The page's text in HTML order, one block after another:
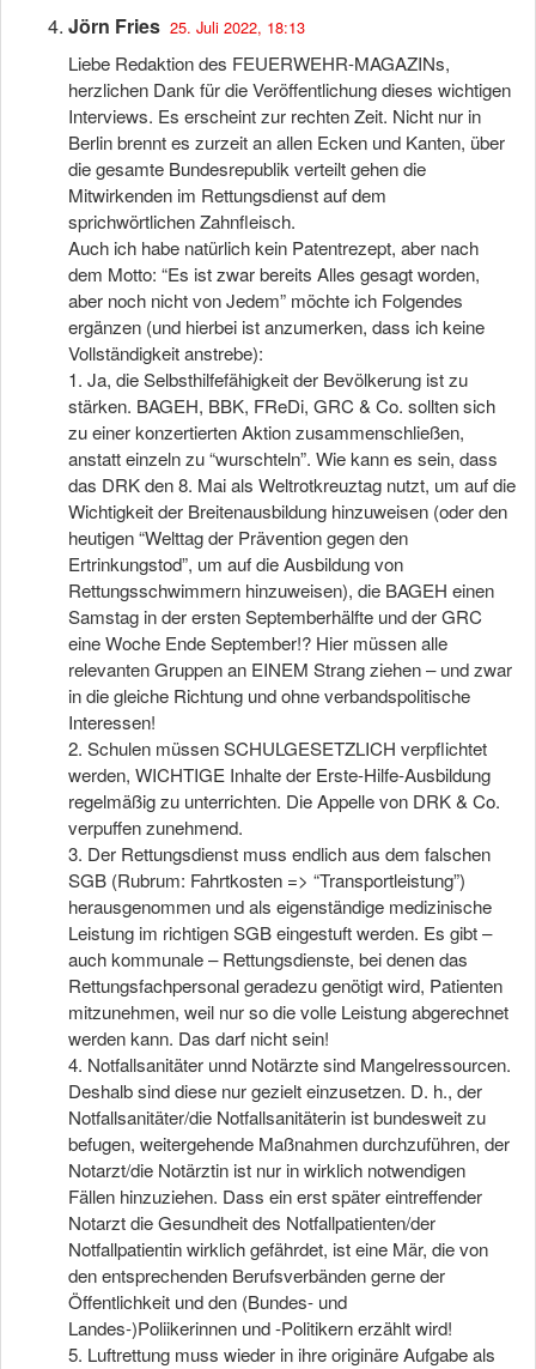
Jörn Fries 25. Juli 2022, 18:13
Liebe Redaktion des FEUERWEHR-MAGAZINs,
herzlichen Dank für die Veröffentlichung dieses wichtigen
Interviews. Es erscheint zur rechten Zeit. Nicht nur in
Berlin brennt es zurzeit an allen Ecken und Kanten, über
die gesamte Bundesrepublik verteilt gehen die
Mitwirkenden im Rettungsdienst auf dem
sprichwörtlichen Zahnfleisch.
Auch ich habe natürlich kein Patentrezept, aber nach
dem Motto: “Es ist zwar bereits Alles gesagt worden,
aber noch nicht von Jedem” möchte ich Folgendes
ergänzen (und hierbei ist anzumerken, dass ich keine
Vollständigkeit anstrebe):
1. Ja, die Selbsthilfefähigkeit der Bevölkerung ist zu
stärken. BAGEH, BBK, FReDi, GRC & Co. sollten sich
zu einer konzertierten Aktion zusammenschließen,
anstatt einzeln zu “wurschteln”. Wie kann es sein, dass
das DRK den 8. Mai als Weltrotkreuztag nutzt, um auf die
Wichtigkeit der Breitenausbildung hinzuweisen (oder den
heutigen “Welttag der Prävention gegen den
Ertrinkungstod”, um auf die Ausbildung von
Rettungsschwimmern hinzuweisen), die BAGEH einen
Samstag in der ersten Septemberhälfte und der GRC
eine Woche Ende September!? Hier müssen alle
relevanten Gruppen an EINEM Strang ziehen – und zwar
in die gleiche Richtung und ohne verbandspolitische
Interessen!
2. Schulen müssen SCHULGESETZLICH verpflichtet
werden, WICHTIGE Inhalte der Erste-Hilfe-Ausbildung
regelmäßig zu unterrichten. Die Appelle von DRK & Co.
verpuffen zunehmend.
3. Der Rettungsdienst muss endlich aus dem falschen
SGB (Rubrum: Fahrtkosten => “Transportleistung”)
herausgenommen und als eigenständige medizinische
Leistung im richtigen SGB eingestuft werden. Es gibt –
auch kommunale – Rettungsdienste, bei denen das
Rettungsfachpersonal geradezu genötigt wird, Patienten
mitzunehmen, weil nur so die volle Leistung abgerechnet
werden kann. Das darf nicht sein!
4. Notfallsanitäter unnd Notärzte sind Mangelressourcen.
Deshalb sind diese nur gezielt einzusetzen. D. h., der
Notfallsanitäter/die Notfallsanitäterin ist bundesweit zu
befugen, weitergehende Maßnahmen durchzuführen, der
Notarzt/die Notärztin ist nur in wirklich notwendigen
Fällen hinzuziehen. Dass ein erst später eintreffender
Notarzt die Gesundheit des Notfallpatienten/der
Notfallpatientin wirklich gefährdet, ist eine Mär, die von
den entsprechenden Berufsverbänden gerne der
Öffentlichkeit und den (Bundes- und
Landes-)Poliikerinnen und -Politikern erzählt wird!
5. Luftrettung muss wieder in ihre originäre Aufgabe als